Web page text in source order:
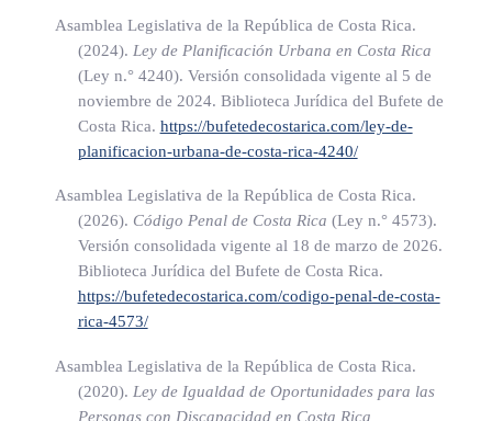
d) Capacidad de atraque de embarcaciones.
TÍTULO II
Tramitación previa para la concesión
ARTÍCULO 8
Requisitos
El interesado deberá presentar, ante las autoridades
competentes para otorgar la concesión del lugar en el que
Asamblea Legislativa de la República de Costa Rica.
(2024). Ley de Planificación Urbana en Costa Rica
(Ley n.° 4240). Versión consolidada vigente al 5 de
noviembre de 2024. Biblioteca Jurídica del Bufete de
Costa Rica. https://bufetedecostarica.com/ley-de-
planificacion-urbana-de-costa-rica-4240/
Asamblea Legislativa de la República de Costa Rica.
(2026). Código Penal de Costa Rica (Ley n.° 4573).
Versión consolidada vigente al 18 de marzo de 2026.
Biblioteca Jurídica del Bufete de Costa Rica.
https://bufetedecostarica.com/codigo-penal-de-costa-
rica-4573/
Asamblea Legislativa de la República de Costa Rica.
(2020). Ley de Igualdad de Oportunidades para las
Personas con Discapacidad en Costa Rica